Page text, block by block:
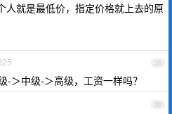
人就是最低价，指定价格就上去的原
35
-＞中级-＞高级，工资一样吗？
36